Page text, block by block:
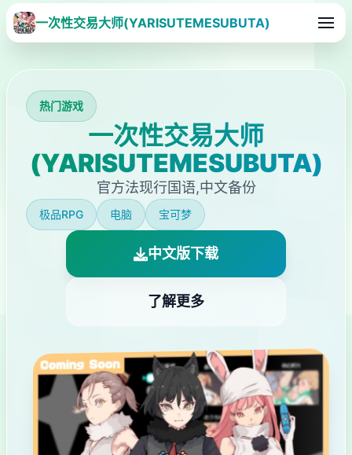
一次性交易大师(YARISUTEMESUBUTA)
热门游戏
一次性交易大师
(YARISUTEMESUBUTA)
官方法现行国语,中文备份
极品RPG 电脑 宝可梦
中文版下载
了解更多